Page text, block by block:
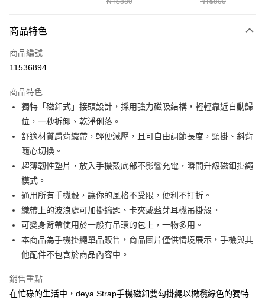
台灣樂天信用卡公司
全盈+PAY
AFTEE先享後付
便利好安心！
１．簡單：不需註冊會員、不需綁卡、不需儲值。
２．便利：只要手機號碼，簡訊認證，即可結帳。
３．安心：先確認商品／服務後，再付款。
【「AFTEE先享後付」結帳流程】
１．於結帳方式選擇「AFTEE先享後付」後，將跳轉至「AFTEE先享後付」
結帳頁面，進行簡訊認證並確認金額後，即可完成結帳。
２．訂單成立數日內，您將收到繳費通知簡訊。
３．收到繳費通知簡訊後14天內，點擊此簡訊中的連結，可透過四大超商／
※ 請注意：結帳手續完成當下不需立刻繳費，但若您需要取消訂單，請聯絡
購買商品的店家。未經商家同意取消之訂單仍視為有效，需透過AFTEE先享
後付繳納相關費用。
※ 交易是否成功請以「AFTEE先享後付 」之結帳頁面顯示為準，若有關於
是否繳費成功／繳費後需取消欲退款等相關疑問，請聯繫「AFTEE先享後付
【注意事項】
１．透過由恩沛科技股份有限公司提供之「AFTEE先享後付」服務完成之交
運送方式
【全家】取貨付款
每筆NT$90，滿NT$990(含以上)免運費
【7-11】取貨付款
每筆NT$90，滿NT$990(含以上)免運費
【宅配】
每筆NT$90，滿NT$490(含以上)免運費
【郵寄】離島／外島
每筆NT$150，滿NT$990(含以上)免運費
商品特色
商品編號
11536894
商品特色
獨特「磁釦式」接頭設計，採用強力磁吸結構，輕輕靠近自動歸
位，一秒拆卸、乾淨俐落。
舒適材質肩背織帶，輕便減壓，且可自由調節長度，頸掛、斜背
隨心切換。
超薄韌性墊片，放入手機殼底部不影響充電，瞬間升級磁釦掛繩
模式。
通用所有手機殼，讓你的風格不受限，便利不打折。
織帶上的波浪處可加掛鑰匙、卡夾或藍芽耳機吊掛殼。
可變身背帶使用於一般有吊環的包上，一物多用。
本商品為手機掛繩單品販售，商品圖片僅供情境展示，手機與其
他配件不包含於商品內容中。
銷售重點
在忙碌的生活中，deya Strap手機磁釦雙勾掛繩以橄欖綠色的獨特